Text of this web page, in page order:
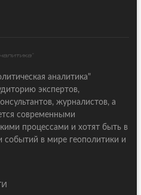
аналитика"
экспертов,
журналистов, а
современными
процессами и хотят быть в
событий в мире геополитики и